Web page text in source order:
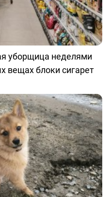
уборщица неделями
вещах блоки сигарет